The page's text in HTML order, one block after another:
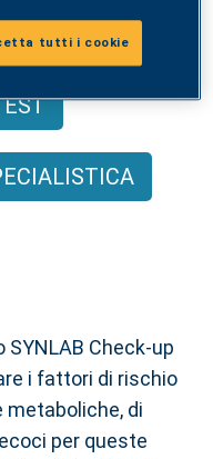
Check-up
i fattori di rischio
di
per queste
tutti i cookie